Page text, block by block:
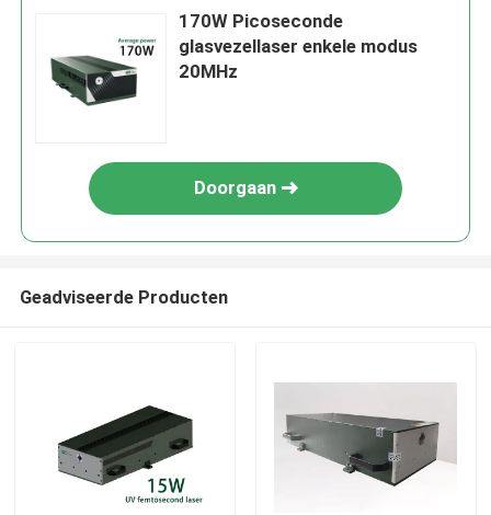
170W Picoseconde
glasvezellaser enkele modus
20MHz
Doorgaan
Geadviseerde Producten